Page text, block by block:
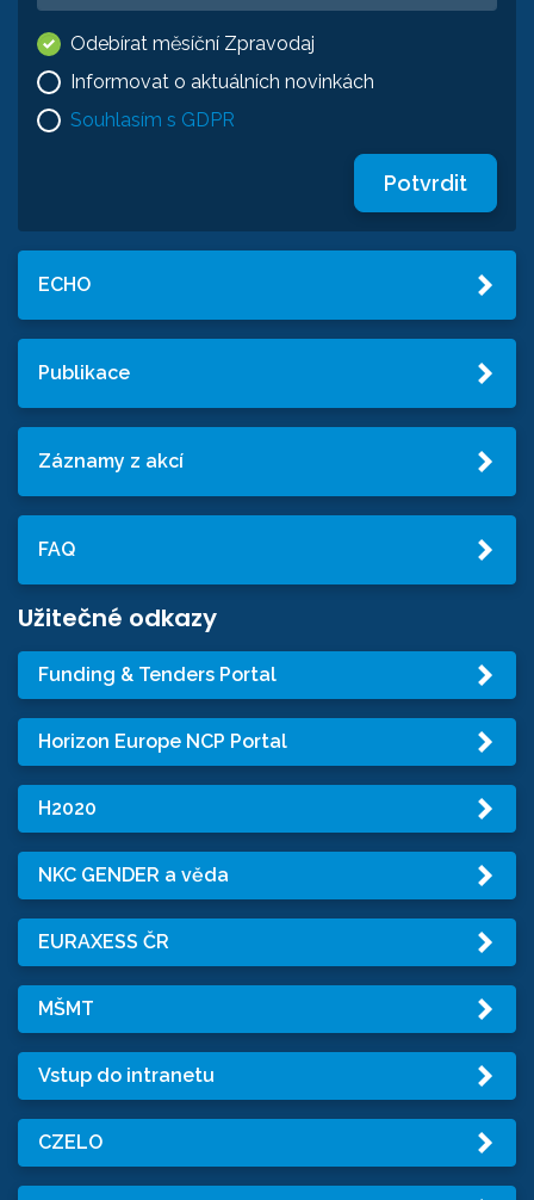
Odebírat měsíční Zpravodaj
Informovat o aktuálních novinkách
Souhlasím s GDPR
Potvrdit
ECHO
Publikace
Záznamy z akcí
FAQ
Užitečné odkazy
Funding & Tenders Portal
Horizon Europe NCP Portal
H2020
NKC GENDER a věda
EURAXESS ČR
MŠMT
Vstup do intranetu
CZELO